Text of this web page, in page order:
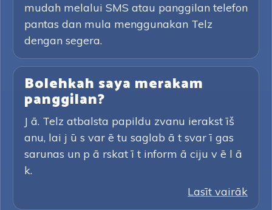
mudah melalui SMS atau panggilan telefon
pantas dan mula menggunakan Telz
dengan segera.
Bolehkah saya merakam
panggilan?
J ā. Telz atbalsta papildu zvanu ierakst īš
anu, lai j ū s var ē tu saglab ā t svar ī gas
sarunas un p ā rskat ī t inform ā ciju v ē l ā
k.
Lasīt vairāk